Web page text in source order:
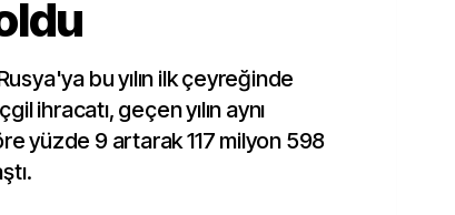
bu yılın ilk çeyreğinde
ihracatı, geçen yılın aynı
yüzde 9 artarak 117 milyon 598